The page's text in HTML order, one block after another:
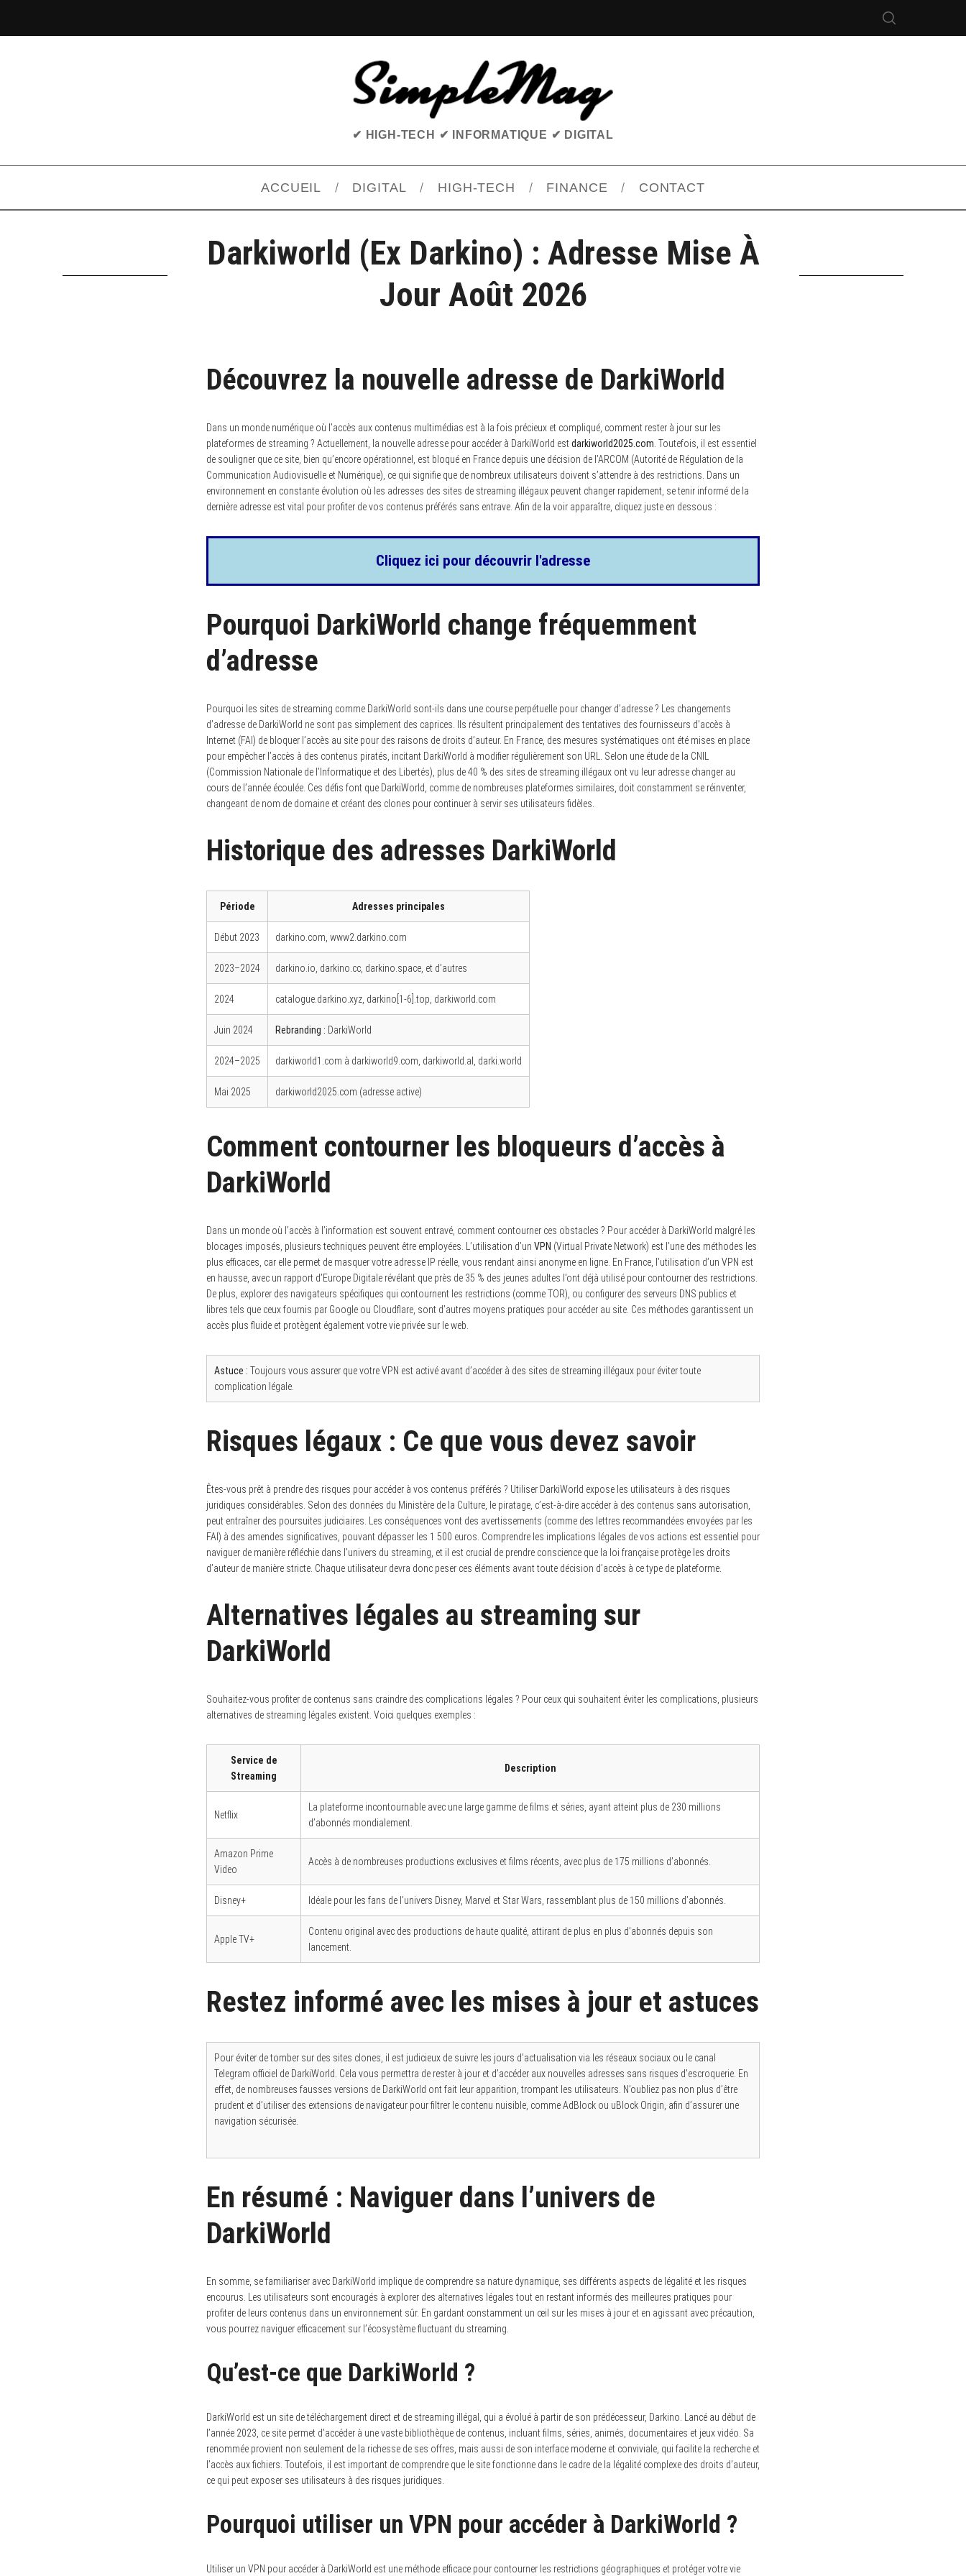
✔ HIGH-TECH ✔ INFORMATIQUE ✔ DIGITAL
ACCUEIL DIGITAL HIGH-TECH FINANCE CONTACT
Darkiworld (ex Darkino) : Adresse Mise À
Jour Août 2026
Découvrez la nouvelle adresse de DarkiWorld
Dans un monde numérique où l’accès aux contenus multimédias est à la fois précieux et compliqué, comment rester à jour sur les
plateformes de streaming ? Actuellement, la nouvelle adresse pour accéder à DarkiWorld estdarkiworld2025.com . Toutefois, il est essentiel
de souligner que ce site, bien qu’encore opérationnel, est bloqué en France depuis une décision de l’ARCOM (Autorité de Régulation de la
Communication Audiovisuelle et Numérique), ce qui signifie que de nombreux utilisateurs doivent s’attendre à des restrictions. Dans un
environnement en constante évolution où les adresses des sites de streaming illégaux peuvent changer rapidement, se tenir informé de la
dernière adresse est vital pour profiter de vos contenus préférés sans entrave. Afin de la voir apparaître, cliquez juste en dessous :
Cliquez ici pour découvrir l'adresse
Pourquoi DarkiWorld change fréquemment
d’adresse
Pourquoi les sites de streaming comme DarkiWorld sont-ils dans une course perpétuelle pour changer d’adresse ? Les changements
d’adresse de DarkiWorld ne sont pas simplement des caprices. Ils résultent principalement des tentatives des fournisseurs d’accès à
Internet (FAI) de bloquer l’accès au site pour des raisons de droits d’auteur. En France, des mesures systématiques ont été mises en place
pour empêcher l’accès à des contenus piratés, incitant DarkiWorld à modifier régulièrement son URL. Selon une étude de la CNIL
(Commission Nationale de l’Informatique et des Libertés), plus de 40 % des sites de streaming illégaux ont vu leur adresse changer au
cours de l’année écoulée. Ces défis font que DarkiWorld, comme de nombreuses plateformes similaires, doit constamment se réinventer,
changeant de nom de domaine et créant des clones pour continuer à servir ses utilisateurs fidèles.
Historique des adresses DarkiWorld
Période Adresses principales
Début 2023 darkino.com, www2.darkino.com
2023–2024 darkino.io, darkino.cc, darkino.space, et d’autres
2024 catalogue.darkino.xyz, darkino[1-6].top, darkiworld.com
Juin 2024 Rebranding : DarkiWorld
2024–2025 darkiworld1.com à darkiworld9.com, darkiworld.al, darki.world
Mai 2025 darkiworld2025.com (adresse active)
Comment contourner les bloqueurs d’accès à
DarkiWorld
Dans un monde où l’accès à l’information est souvent entravé, comment contourner ces obstacles ? Pour accéder à DarkiWorld malgré les
blocages imposés, plusieurs techniques peuvent être employées. L’utilisation d’un VPN (Virtual Private Network) est l’une des méthodes les
plus efficaces, car elle permet de masquer votre adresse IP réelle, vous rendant ainsi anonyme en ligne. En France, l’utilisation d’un VPN est
en hausse, avec un rapport d’Europe Digitale révélant que près de 35 % des jeunes adultes l’ont déjà utilisé pour contourner des restrictions.
De plus, explorer des navigateurs spécifiques qui contournent les restrictions (comme TOR), ou configurer des serveurs DNS publics et
libres tels que ceux fournis par Google ou Cloudflare, sont d’autres moyens pratiques pour accéder au site. Ces méthodes garantissent un
accès plus fluide et protègent également votre vie privée sur le web.
Astuce : Toujours vous assurer que votre VPN est activé avant d’accéder à des sites de streaming illégaux pour éviter toute
complication légale.
Risques légaux : Ce que vous devez savoir
Êtes-vous prêt à prendre des risques pour accéder à vos contenus préférés ? Utiliser DarkiWorld expose les utilisateurs à des risques
juridiques considérables. Selon des données du Ministère de la Culture, le piratage, c’est-à-dire accéder à des contenus sans autorisation,
peut entraîner des poursuites judiciaires. Les conséquences vont des avertissements (comme des lettres recommandées envoyées par les
FAI) à des amendes significatives, pouvant dépasser les 1 500 euros. Comprendre les implications légales de vos actions est essentiel pour
naviguer de manière réfléchie dans l’univers du streaming, et il est crucial de prendre conscience que la loi française protège les droits
d’auteur de manière stricte. Chaque utilisateur devra donc peser ces éléments avant toute décision d’accès à ce type de plateforme.
Alternatives légales au streaming sur
DarkiWorld
Souhaitez-vous profiter de contenus sans craindre des complications légales ? Pour ceux qui souhaitent éviter les complications, plusieurs
alternatives de streaming légales existent. Voici quelques exemples :
Service de
Streaming
Description
Netflix
La plateforme incontournable avec une large gamme de films et séries, ayant atteint plus de 230 millions
d’abonnés mondialement.
Amazon Prime
Video
Accès à de nombreuses productions exclusives et films récents, avec plus de 175 millions d’abonnés.
Disney+ Idéale pour les fans de l’univers Disney, Marvel et Star Wars, rassemblant plus de 150 millions d’abonnés.
Apple TV+
Contenu original avec des productions de haute qualité, attirant de plus en plus d’abonnés depuis son
lancement.
Restez informé avec les mises à jour et astuces
Pour éviter de tomber sur des sites clones, il est judicieux de suivre les jours d’actualisation via les réseaux sociaux ou le canal
Telegram officiel de DarkiWorld. Cela vous permettra de rester à jour et d’accéder aux nouvelles adresses sans risques d’escroquerie. En
effet, de nombreuses fausses versions de DarkiWorld ont fait leur apparition, trompant les utilisateurs. N’oubliez pas non plus d’être
prudent et d’utiliser des extensions de navigateur pour filtrer le contenu nuisible, comme AdBlock ou uBlock Origin, afin d’assurer une
navigation sécurisée.
En résumé : Naviguer dans l’univers de
DarkiWorld
En somme, se familiariser avec DarkiWorld implique de comprendre sa nature dynamique, ses différents aspects de légalité et les risques
encourus. Les utilisateurs sont encouragés à explorer des alternatives légales tout en restant informés des meilleures pratiques pour
profiter de leurs contenus dans un environnement sûr. En gardant constamment un œil sur les mises à jour et en agissant avec précaution,
vous pourrez naviguer efficacement sur l’écosystème fluctuant du streaming.
Qu’est-ce que DarkiWorld ?
DarkiWorld est un site de téléchargement direct et de streaming illégal, qui a évolué à partir de son prédécesseur, Darkino.
Lancé au début de
l’année 2023, ce site permet d’accéder à une vaste bibliothèque de contenus, incluant films, séries, animés, documentaires et jeux vidéo. Sa
renommée provient non seulement de la richesse de ses offres, mais aussi de son interface moderne et conviviale, qui facilite la recherche et
l’accès aux fichiers. Toutefois, il est important de comprendre que le site fonctionne dans le cadre de la légalité complexe des droits d’auteur,
ce qui peut exposer ses utilisateurs à des risques juridiques.
Pourquoi utiliser un VPN pour accéder à DarkiWorld ?
Utiliser un VPN pour accéder à DarkiWorld est une méthode efficace pour contourner les restrictions géographiques et protéger votre vie